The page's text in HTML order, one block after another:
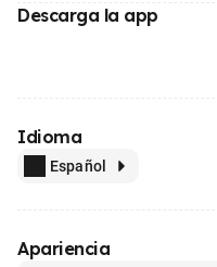
Descarga la app
Idioma
Español
Apariencia